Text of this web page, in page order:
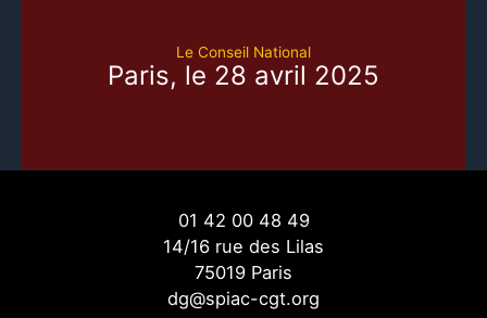
Le Conseil National
Paris, le 28 avril 2025
01 42 00 48 49
14/16 rue des Lilas
75019 Paris
dg@spiac-cgt.org